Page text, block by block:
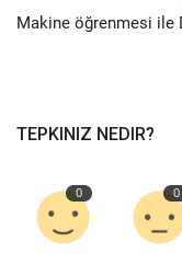
Makine öğrenmesi ile
TEPKINIZ NEDIR?
0 0